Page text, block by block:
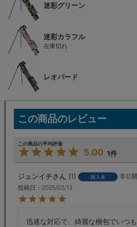
迷彩グリーン
迷彩カラフル
在庫切れ
レオパード
5.00 1
ジュンイチ 1 購入者
非公開
投稿日
2025/02/13
迅速な対応で、綺麗な梱包でいつも